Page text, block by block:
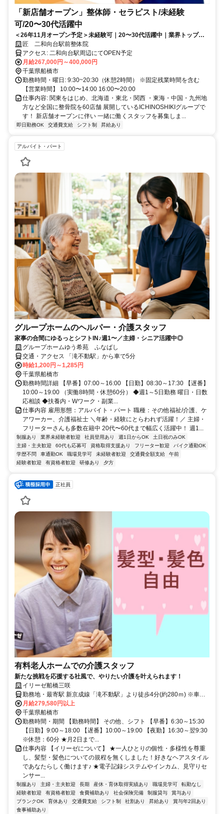
「新店舗オープン」整体師・セラピスト/未経験
可/20〜30代活躍中
＜26年11月オープン予定＞未経験可｜20〜30代活躍中｜業界トップレ
ベルの給与水準｜初回ボーナス80万円・賞与500万円の支給実績あり
匠 二和向台駅前整体院
アクセス: 二和向台駅周辺にてOPEN予定
月給267,000円～400,000円
千葉県船橋市
勤務時間・曜日: 9:30~20:30（休憩2時間） ※固定残業時間を含む
【営業時間】 10:00〜14:00 16:00〜20:00
仕事内容: 関東をはじめ、北海道・東北・関西 ・東海・中国・九州地
方など全国に整骨院を60店舗 展開しているICHINOSHIKIグループで
す！ 新店舗オープンに伴い 一緒に働くスタッフを募集しま...
即日勤務OK 交通費支給 シフト制 昇給あり
アルバイト・パート
グループホームのヘルパー・介護スタッフ
家事の合間にゆるっとシフトIN♪週1〜／主婦・シニア活躍中◎
グループホームゆう希苑 ふなばし
交通・アクセス 「滝不動駅」から車で5分
時給1,200円～1,285円
千葉県船橋市
勤務時間詳細 【早番】07:00～16:00 【日勤】08:30～17:30 【遅番】
10:00～19:00 （実働8時間・休憩60分） ◆週1～5日勤務 曜日・日数
応相談 ◆扶養内・Wワーク・副業...
仕事内容 雇用形態：アルバイト・パート 職種：その他福祉/介護、ケ
アワーカー、介護福祉士 ＼年齢・経験にとらわれず活躍！／ 主婦・
フリーターさんも多数在籍中 20代〜60代まで幅広く活躍中！ 週1...
制服あり 業界未経験者歓迎 社員登用あり 週1日からOK
土日祝のみOK
主婦・主夫歓迎
60代も応募可 資格取得支援あり フリーター歓迎
バイク通勤OK
学歴不問
車通勤OK 職場見学可 未経験者歓迎 交通費全額支給
午前
経験者歓迎
有資格者歓迎 研修あり 夕方
正社員
有料老人ホームでの介護スタッフ
新たな挑戦を応援する社風で、やりたい介護を叶えられます！
イリーゼ船橋三咲
勤務地・最寄駅 新京成線「滝不動駅」より徒歩4分(約280ｍ) ※車通
勤OK
月給279,580円以上
千葉県船橋市
勤務時間・期間 【勤務時間】 その他、シフト 【早番】6:30～15:30
【日勤】9:00～18:00 【遅番】10:00～19:00 【夜勤】16:30～翌9:30
※休憩：60分 ★月2日まで...
仕事内容 【イリーゼについて】 ★一人ひとりの個性・多様性を尊重
し、髪型・髪色についての規程を無くしました！好きなヘアスタイル
であなたらしく働けます♪ ★電子記録システムやインカム、見守りセ
ンサー...
制服あり 主婦・主夫歓迎 長期 産休・育休取得実績あり 職場見学可
転勤なし
経験者歓迎
有資格者歓迎 食費補助あり 社会保険完備 制服貸与
賞与あり
ブランクOK
育休あり 交通費支給 シフト制 社割あり 昇給あり
賞与年2回あり
食事補助あり